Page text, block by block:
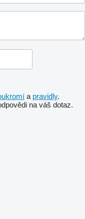
a pravidly.
na váš dotaz.